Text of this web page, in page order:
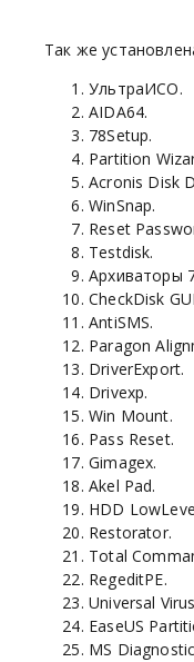
Так же
УльтраИСО.
AIDA64.
78Setup.
Partition
Acronis Disk
WinSnap.
Reset
Testdisk.
Архиваторы
CheckDisk
AntiSMS.
Paragon
DriverExport.
Drivexp.
Win Mount.
Pass Reset.
Gimagex.
Akel Pad.
HDD
Restorator.
Total
RegeditPE.
Universal
EaseUS
MS